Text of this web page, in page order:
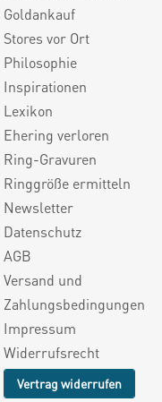
Goldankauf
Stores vor Ort
Philosophie
Inspirationen
Lexikon
Ehering verloren
Ring-Gravuren
Ringgröße ermitteln
Newsletter
Datenschutz
AGB
Versand und
Zahlungsbedingungen
Impressum
Widerrufsrecht
Vertrag widerrufen